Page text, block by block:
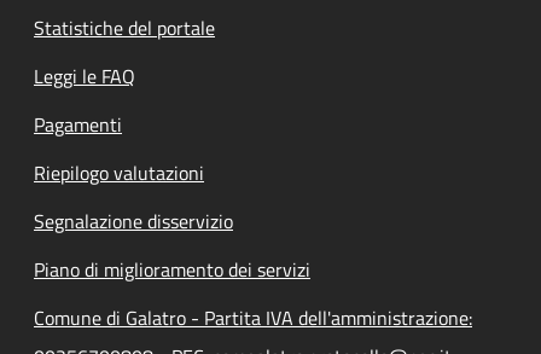
Statistiche del portale
Leggi le FAQ
Pagamenti
Riepilogo valutazioni
Segnalazione disservizio
Piano di miglioramento dei servizi
Comune di Galatro - Partita IVA dell'amministrazione: